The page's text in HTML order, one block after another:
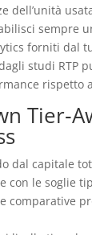
dell’unità
sempre
forniti dal
studi RTP
dal capitale
con le soglie
comparative